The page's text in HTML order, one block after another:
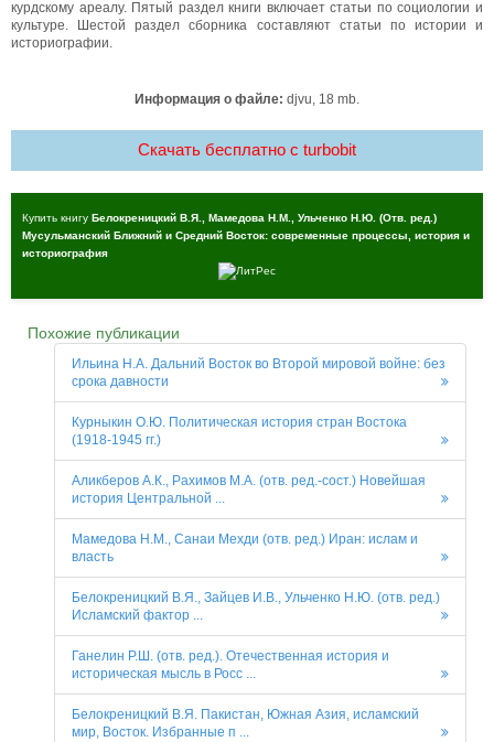
курдскому ареалу. Пятый раздел книги включает статьи по социологии и
культуре. Шестой раздел сборника составляют статьи по истории и
историографии.
Информация о файле: djvu, 18 mb.
Скачать бесплатно c turbobit
Купить книгу Белокреницкий В.Я., Мамедова Н.М., Ульченко Н.Ю. (Отв. ред.)
Мусульманский Ближний и Средний Восток: современные процессы, история и
историография
Похожие публикации
Ильина Н.А. Дальний Восток во Второй мировой войне: без
срока давности
Курныкин О.Ю. Политическая история стран Востока
(1918-1945 гг.)
Аликберов А.К., Рахимов М.А. (отв. ред.-сост.) Новейшая
история Центральной ...
Мамедова Н.М., Санаи Мехди (отв. ред.) Иран: ислам и
власть
Белокреницкий В.Я., Зайцев И.В., Ульченко Н.Ю. (отв. ред.)
Исламский фактор ...
Ганелин Р.Ш. (отв. ред.). Отечественная история и
историческая мысль в Росс ...
Белокреницкий В.Я. Пакистан, Южная Азия, исламский
мир, Восток. Избранные п ...